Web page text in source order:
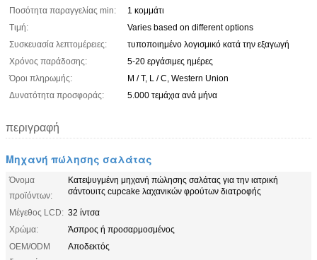
Ποσότητα παραγγελίας min:
1 κομμάτι
Τιμή:
Varies based on different options
Συσκευασία λεπτομέρειες:
τυποποιημένο λογισμικό κατά την εξαγωγή
Χρόνος παράδοσης:
5-20 εργάσιμες ημέρες
Όροι πληρωμής:
Μ / Τ, L / C, Western Union
Δυνατότητα προσφοράς:
5.000 τεμάχια ανά μήνα
περιγραφή
Μηχανή πώλησης σαλάτας
Όνομα
προϊόντων:
Κατεψυγμένη μηχανή πώλησης σαλάτας για την ιατρική
σάντουιτς cupcake λαχανικών φρούτων διατροφής
Μέγεθος LCD: 32 ίντσα
Χρώμα:
Άσπρος ή προσαρμοσμένος
OEM/ODM
Αποδεκτός